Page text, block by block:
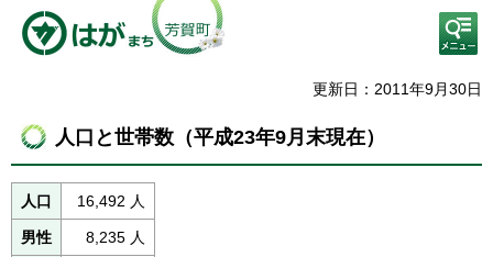
検
索・
メニ
更新日：2011年9月30日
人口と世帯数（平成23年9月末現在）
人口 16,492 人
男性 8,235 人